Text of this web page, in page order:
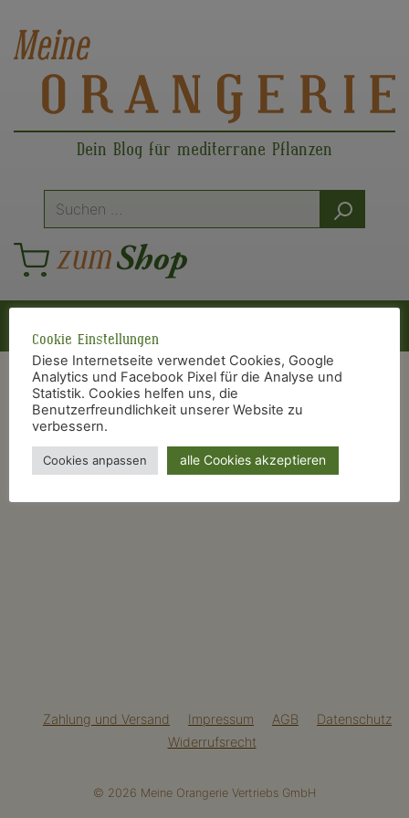
Dein Blog für mediterrane Pflanzen
Suche
nach:
Hauptnavigation
Zahlung und Versand Impressum AGB
Datenschutz
Widerrufsrecht
© 2026 Meine Orangerie Vertriebs GmbH
Cookie Einstellungen
Diese Internetseite verwendet Cookies, Google
Analytics und Facebook Pixel für die Analyse und
Statistik. Cookies helfen uns, die
Benutzerfreundlichkeit unserer Website zu
verbessern.
Cookies anpassen alle Cookies akzeptieren